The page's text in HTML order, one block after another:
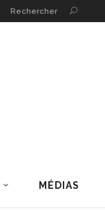
Rechercher
MÉDIAS